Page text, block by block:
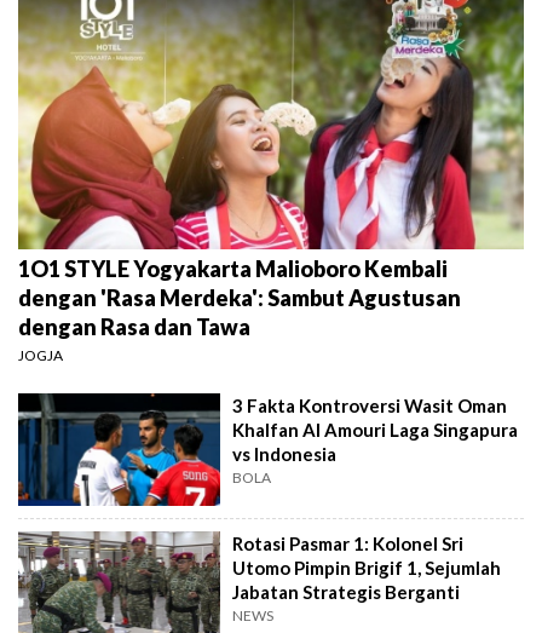
1O1 STYLE Yogyakarta Malioboro Kembali
dengan 'Rasa Merdeka': Sambut Agustusan
dengan Rasa dan Tawa
JOGJA
3 Fakta Kontroversi Wasit Oman
Khalfan Al Amouri Laga Singapura
vs Indonesia
BOLA
Rotasi Pasmar 1: Kolonel Sri
Utomo Pimpin Brigif 1, Sejumlah
Jabatan Strategis Berganti
NEWS